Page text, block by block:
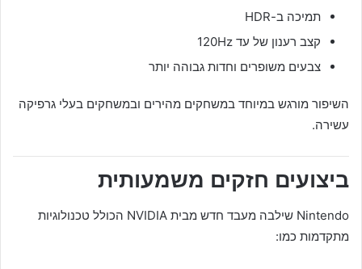
תמיכה ב-HDR
קצב רענון של עד 120Hz
צבעים משופרים וחדות גבוהה יותר
השיפור מורגש במיוחד במשחקים מהירים ובמשחקים בעלי גרפיקה
עשירה.
ביצועים חזקים משמעותית
Nintendo שילבה מעבד חדש מבית NVIDIA הכולל טכנולוגיות
מתקדמות כמו: